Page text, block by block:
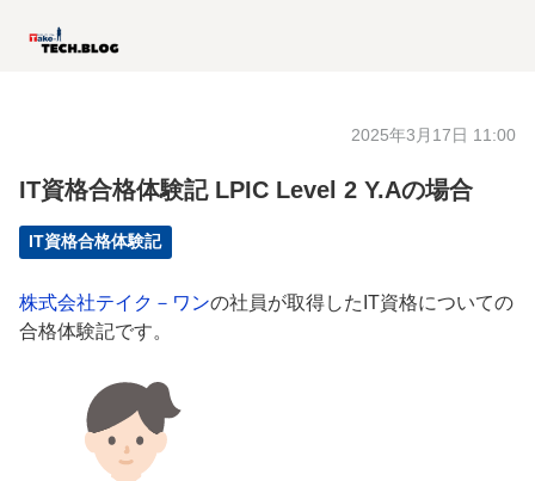
2025年3月17日 11:00
IT資格合格体験記 LPIC Level 2 Y.Aの場合
IT資格合格体験記
株式会社テイク－ワンの社員が取得したIT資格についての
合格体験記です。